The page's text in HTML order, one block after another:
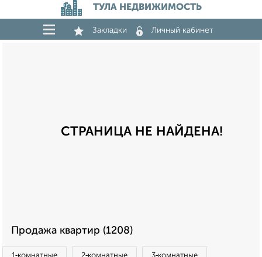
ТУЛА НЕДВИЖИМОСТЬ
Закладки Личный кабинет
СТРАНИЦА НЕ НАЙДЕНА!
Продажа квартир (1208)